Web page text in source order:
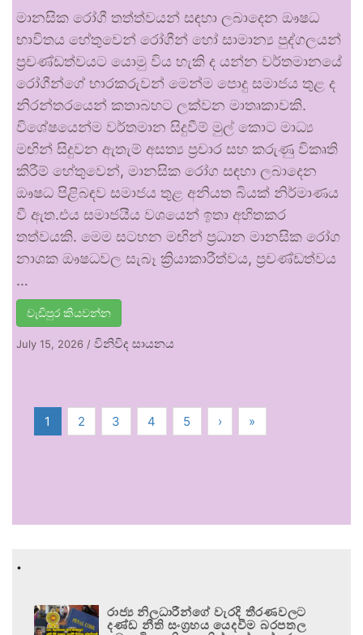
මානසික රෝගී තත්ත්වයන් සඳහා ලබාදෙන ඖෂධ
භාවිතය හේතුවෙන් රෝගීන් හෝ සාමාන්‍ය පුද්ගලයන්
ප්‍රචණ්ඩත්වයට යොමු විය හැකි ද යන්න වර්තමානයේ
රෝගීන්ගේ භාරකරුවන් මෙන්ම පොදු සමාජය තුළ ද
නිරන්තරයෙන් කතාබහට ලක්වන මාතෘකාවකි.
විශේෂයෙන්ම වර්තමාන සිදුවීම් මුල් කොට මාධ්‍ය
මඟින් සිදුවන ඇතැම් අසත්‍ය ප්‍රචාර සහ කරුණු විකෘති
කිරීම් හේතුවෙන්, මානසික රෝග සඳහා ලබාදෙන
ඖෂධ පිළිබඳව සමාජය තුළ අනියත බියක් නිර්මාණය
වී ඇත.එය සමාජයීය වශයෙන් ඉතා අහිතකර
තත්වයකි. මෙම සටහන මඟින් ප්‍රධාන මානසික රෝග
නාශක ඖෂධවල සැබෑ ක්‍රියාකාරීත්වය, ප්‍රචණ්ඩත්වය
…
වැඩිපුර කියවන්න
July 15, 2026 / විනිවිද සායනය
1 2 3 4 5 › »
.
රාජ්‍ය නිලධාරීන්ගේ වැරදි තීරණවලට
දණ්ඩ නීති සංග්‍රහය යෙදවීම බරපතල